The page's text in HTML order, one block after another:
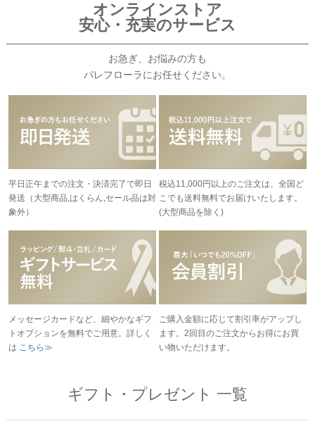
オンラインストア
安心・充実のサービス
お急ぎ、お悩みの方も
パレフローラにお任せください。
平日正午までの注文・決済完了で即日
発送（大型商品,はくらん,セール品は対
象外）
税込11,000円以上のご注文は、全国ど
こでも送料無料でお届けいたします。
(大型商品を除く)
メッセージカードなど、細やかなギフ
トオプションを無料でご用意。詳しく
は こちら≫
ご購入金額に応じて割引率がアップし
ます。2回目のご注文からお得にお買
い物いただけます。
ギフト・プレゼント 一覧